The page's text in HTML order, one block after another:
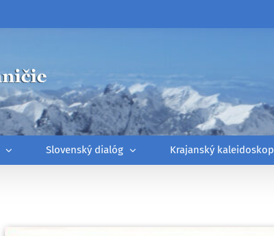
Slovenský dialóg Krajanský kaleidoskop